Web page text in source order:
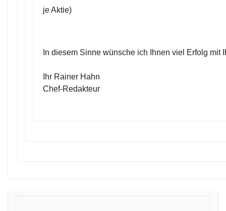
je Aktie)
In diesem Sinne wünsche ich Ihnen viel Erfolg mit
Ihr Rainer Hahn
Chef-Redakteur